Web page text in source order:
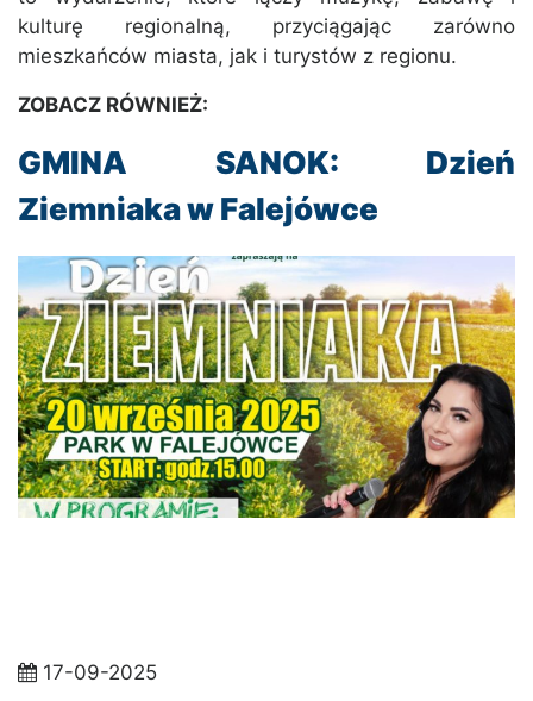
kulturę regionalną, przyciągając zarówno
mieszkańców miasta, jak i turystów z regionu.
ZOBACZ RÓWNIEŻ:
GMINA SANOK: Dzień
Ziemniaka w Falejówce
17-09-2025